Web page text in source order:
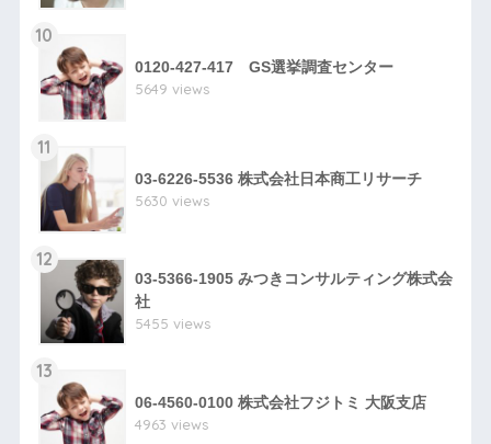
10
0120-427-417 GS選挙調査センター
5649 views
11
03-6226-5536 株式会社日本商工リサーチ
5630 views
12
03-5366-1905 みつきコンサルティング株式会
社
5455 views
13
06-4560-0100 株式会社フジトミ 大阪支店
4963 views